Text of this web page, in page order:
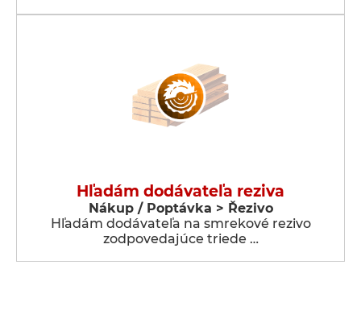
Hľadám dodávateľa reziva
Nákup / Poptávka > Řezivo
Hľadám dodávateľa na smrekové rezivo
zodpovedajúce triede …